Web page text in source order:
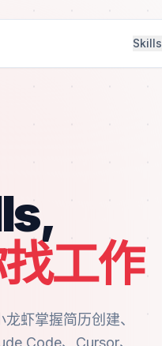
Skills
工作
虾掌握简历创建、
Code、Cursor、